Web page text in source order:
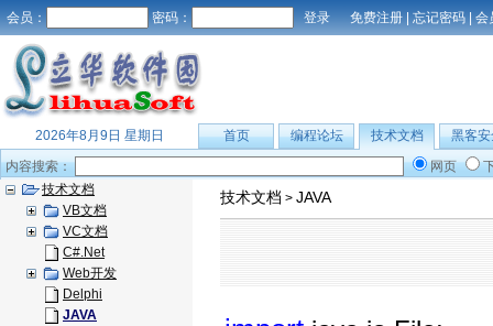
会员： 密码： 免费注册 | 忘记密码 | 会
2026年8月9日 星期日 首页 编程论坛 技术文档
黑客安
内容搜索：
网页
技术文档
VB文档
VC文档
C#.Net
Web开发
Delphi
JAVA
技术文档 > JAVA